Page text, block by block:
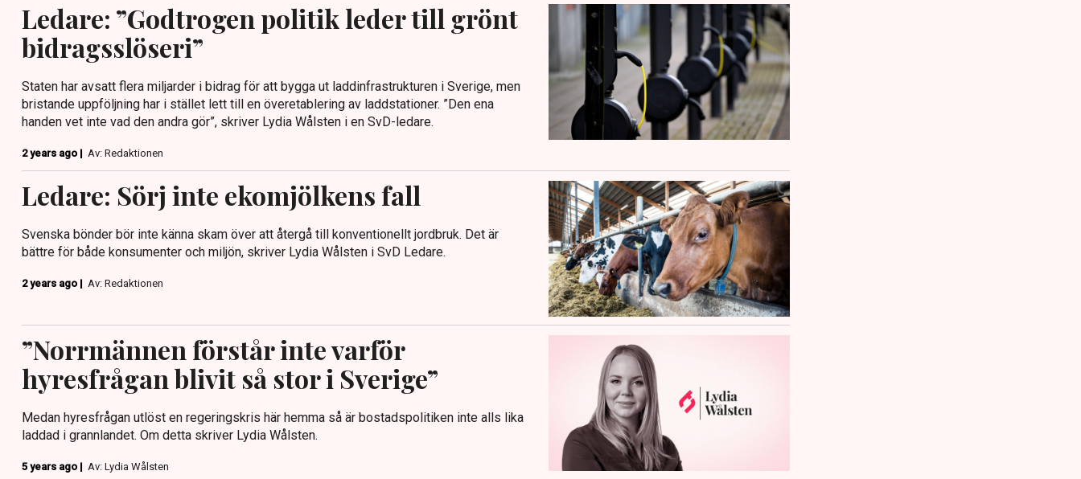
Ledare: ”Godtrogen politik leder till grönt
bidragsslöseri”
Staten har avsatt flera miljarder i bidrag för att bygga ut laddinfrastrukturen i Sverige, men
bristande uppföljning har i stället lett till en överetablering av laddstationer. ”Den ena
handen vet inte vad den andra gör”, skriver Lydia Wålsten i en SvD-ledare.
2 years ago | Av: Redaktionen
Ledare: Sörj inte ekomjölkens fall
Svenska bönder bör inte känna skam över att återgå till konventionellt jordbruk. Det är
bättre för både konsumenter och miljön, skriver Lydia Wålsten i SvD Ledare.
2 years ago | Av: Redaktionen
”Norrmännen förstår inte varför
hyresfrågan blivit så stor i Sverige”
Medan hyresfrågan utlöst en regeringskris här hemma så är bostadspolitiken inte alls lika
laddad i grannlandet. Om detta skriver Lydia Wålsten.
5 years ago | Av: Lydia Wålsten